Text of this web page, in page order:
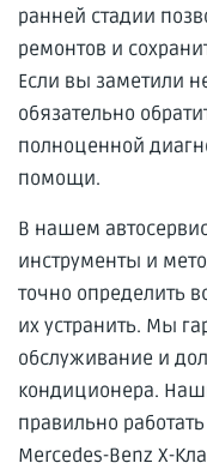
ранней стадии
ремонтов и
Если вы заметили
обязательно
полноценной
помощи.
В нашем
инструменты и
точно определить
их устранить. Мы
обслуживание и
кондиционера.
правильно
Mercedes-Benz X-